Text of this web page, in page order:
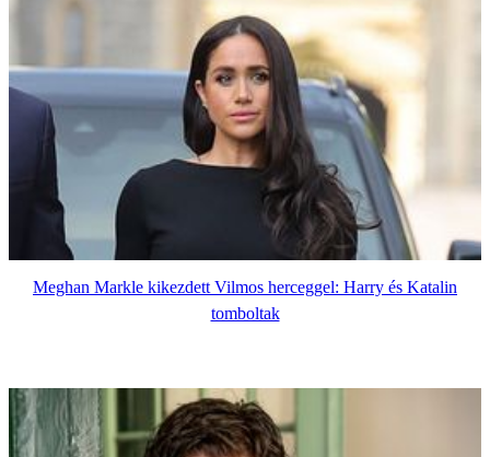
Meghan Markle kikezdett Vilmos herceggel: Harry és Katalin
tomboltak